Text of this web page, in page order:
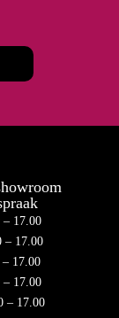
17.00
17.00
17.00
– 17.00
17.00